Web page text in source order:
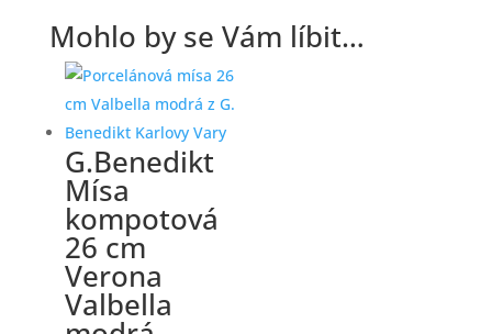
Mohlo by se Vám líbit…
G.Benedikt
Mísa
kompotová
26 cm
Verona
Valbella